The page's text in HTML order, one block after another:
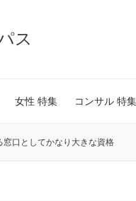
ス
女性 特集 コンサル 特集
口としてかなり大きな資格